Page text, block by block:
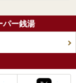
パー銭湯